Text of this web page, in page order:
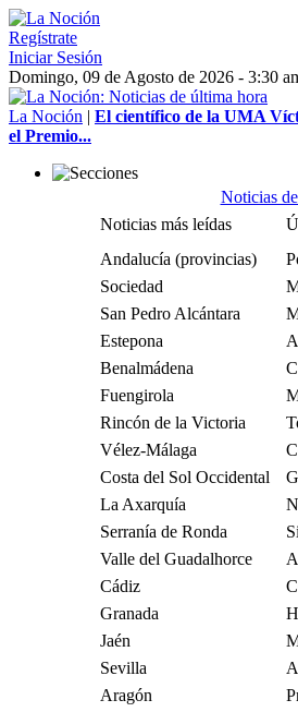
Regístrate
Iniciar Sesión
Domingo, 09 de Agosto de 2026 - 3:30
La Noción | El científico de la UMA
el Premio...
Noticias
Noticias más leídas
Andalucía (provincias)
Sociedad
San Pedro Alcántara
Estepona
Benalmádena
Fuengirola
Rincón de la Victoria
Vélez-Málaga
Costa del Sol Occidental
La Axarquía
Serranía de Ronda
Valle del Guadalhorce
Cádiz
Granada
Jaén
Sevilla
Aragón